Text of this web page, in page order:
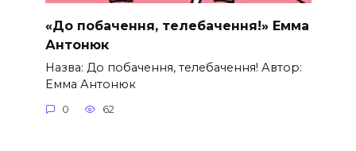
«До побачення, телебачення!» Емма
Антонюк
Назва: До побачення, телебачення! Автор:
Емма Антонюк
0 62